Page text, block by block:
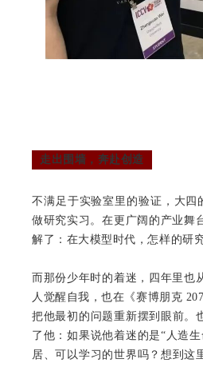
走出围墙，奔赴创造
不满足于实验室里的验证，大
做研究实习。在更广阔的产业舞
解了：在大模型时代，怎样的研
而那份少年时的着迷，四年里也
人觉醒自我，也在《赛博朋克
把他最初的问题重新摆到眼前。
了他：如果说他着迷的是“人造
居、可以学习的世界吗？想到这